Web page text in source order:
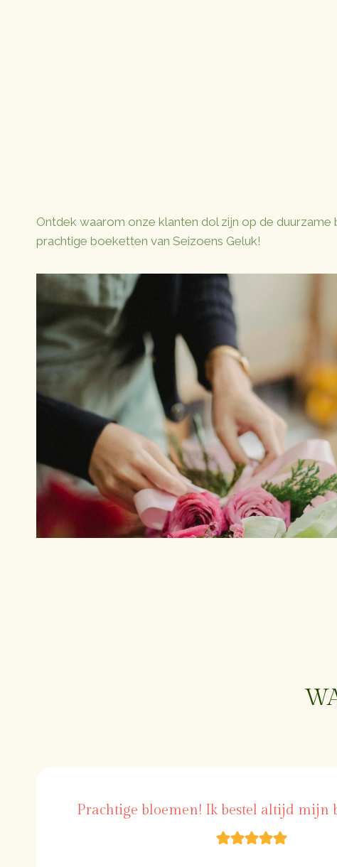
Ontdek waarom onze klanten dol zijn op de duurzame
prachtige boeketten van Seizoens Geluk!
Prachtige bloemen! Ik bestel altijd mijn